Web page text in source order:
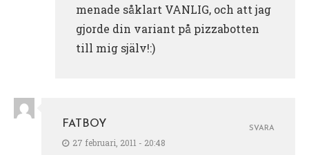
menade såklart VANLIG, och att jag
gjorde din variant på pizzabotten
till mig själv!:)
FATBOY
27 februari, 2011 - 20:48
SVARA